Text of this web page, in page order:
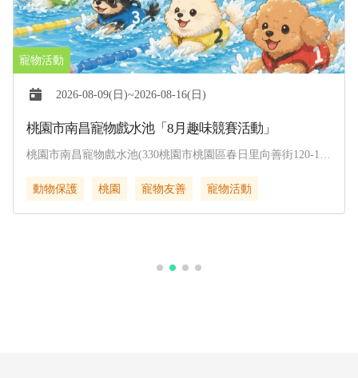
2026-08-09(日)~2026-08-16(日)
桃園市南昌寵物戲水池「8月趣味競賽活動」
桃園市南昌寵物戲水池(330桃園市桃園區春日里向善街120-1
動物保護
桃園 寵物友善 寵物活動